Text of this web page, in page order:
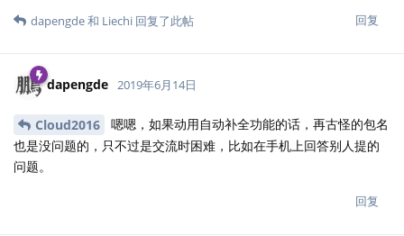
回复
dapengde和 Liechi 回复了此帖
dapengde 2019年6月14日
Cloud2016
嗯嗯，如果动用自动补全功能的话，再古怪的包名
也是没问题的，只不过是交流时困难，比如在手机上回答别人提的
问题。
回复